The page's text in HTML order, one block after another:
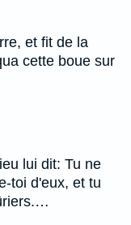
et fit de la
cette boue sur
lui dit: Tu ne
toi d'eux, et tu